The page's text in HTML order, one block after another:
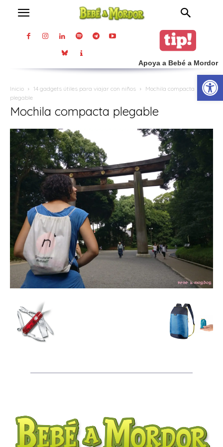
Apoya a Bebé a Mordor
Inicio 14 gadgets útiles para viajar con niños
Mochila compacta
plegable
Mochila compacta plegable